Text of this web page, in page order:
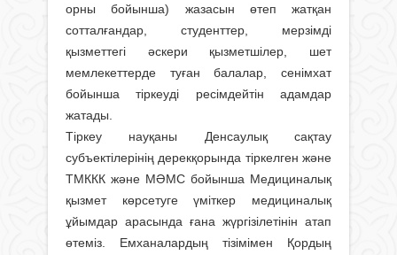
орны бойынша) жазасын өтеп жатқан
сотталғандар, студенттер, мерзімді
қызметтегі әскери қызметшілер, шет
мемлекеттерде туған балалар, сенімхат
бойынша тіркеуді ресімдейтін адамдар
жатады.
Тіркеу науқаны Денсаулық сақтау
субъектілерінің дерекқорында тіркелген және
ТМККК және МӘМС бойынша Медициналық
қызмет көрсетуге үміткер медициналық
ұйымдар арасында ғана жүргізілетінін атап
өтеміз. Емханалардың тізімімен Қордың